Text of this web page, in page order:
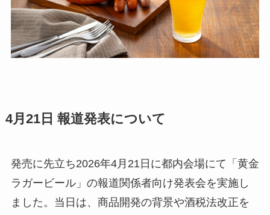
4月21日 報道発表について
発売に先立ち2026年4月21日に都内会場にて「黄金
ラガービール」の報道関係者向け発表会を実施し
ました。当日は、商品開発の背景や酒税法改正を